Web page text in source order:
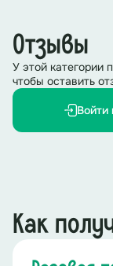
Отзывы
У этой категории
чтобы оставить
Войти
Как